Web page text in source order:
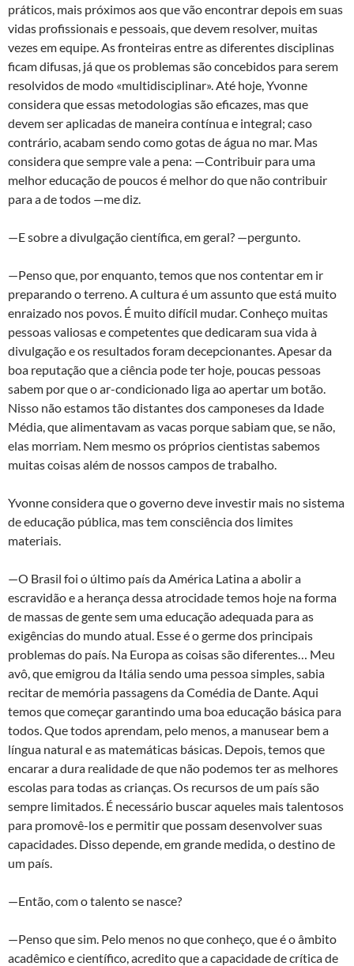
práticos, mais próximos aos que vão encontrar depois em suas
vidas profissionais e pessoais, que devem resolver, muitas
vezes em equipe. As fronteiras entre as diferentes disciplinas
ficam difusas, já que os problemas são concebidos para serem
resolvidos de modo «multidisciplinar». Até hoje, Yvonne
considera que essas metodologias são eficazes, mas que
devem ser aplicadas de maneira contínua e integral; caso
contrário, acabam sendo como gotas de água no mar. Mas
considera que sempre vale a pena: —Contribuir para uma
melhor educação de poucos é melhor do que não contribuir
para a de todos —me diz.
—E sobre a divulgação científica, em geral? —pergunto.
—Penso que, por enquanto, temos que nos contentar em ir
preparando o terreno. A cultura é um assunto que está muito
enraizado nos povos. É muito difícil mudar. Conheço muitas
pessoas valiosas e competentes que dedicaram sua vida à
divulgação e os resultados foram decepcionantes. Apesar da
boa reputação que a ciência pode ter hoje, poucas pessoas
sabem por que o ar-condicionado liga ao apertar um botão.
Nisso não estamos tão distantes dos camponeses da Idade
Média, que alimentavam as vacas porque sabiam que, se não,
elas morriam. Nem mesmo os próprios cientistas sabemos
muitas coisas além de nossos campos de trabalho.
Yvonne considera que o governo deve investir mais no sistema
de educação pública, mas tem consciência dos limites
materiais.
—O Brasil foi o último país da América Latina a abolir a
escravidão e a herança dessa atrocidade temos hoje na forma
de massas de gente sem uma educação adequada para as
exigências do mundo atual. Esse é o germe dos principais
problemas do país. Na Europa as coisas são diferentes… Meu
avô, que emigrou da Itália sendo uma pessoa simples, sabia
recitar de memória passagens da Comédia de Dante. Aqui
temos que começar garantindo uma boa educação básica para
todos. Que todos aprendam, pelo menos, a manusear bem a
língua natural e as matemáticas básicas. Depois, temos que
encarar a dura realidade de que não podemos ter as melhores
escolas para todas as crianças. Os recursos de um país são
sempre limitados. É necessário buscar aqueles mais talentosos
para promovê-los e permitir que possam desenvolver suas
capacidades. Disso depende, em grande medida, o destino de
um país.
—Então, com o talento se nasce?
—Penso que sim. Pelo menos no que conheço, que é o âmbito
acadêmico e científico, acredito que a capacidade de crítica de